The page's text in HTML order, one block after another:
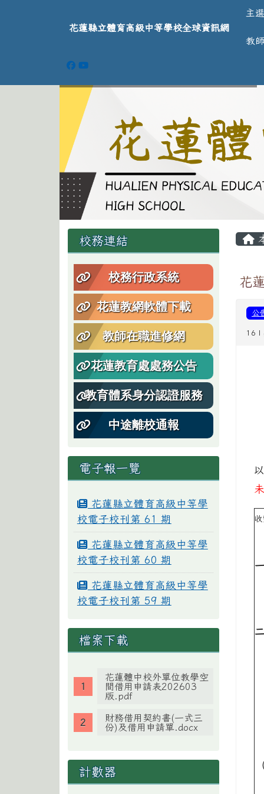
花蓮縣立體育高級中等
花蓮縣立體育高級中等學校全球資訊網
主
教
左邊區域內容
校務連結
校務行政系統
花蓮教網軟體下載
教師在職進修網
花蓮教育處處務公告
教育體系身分認證服務
中途離校通報
電子報一覽
花蓮縣立體育高級中等學
校電子校刊第 61 期
花蓮縣立體育高級中等學
校電子校刊第 60 期
花蓮縣立體育高級中等學
校電子校刊第 59 期
檔案下載
花蓮體中校外單位教學空
間借用申請表202603
版.pdf
財務借用契約書(一式三
份)及借用申請單.docx
計數器
主
花
公
16 |
收
頁尾區域